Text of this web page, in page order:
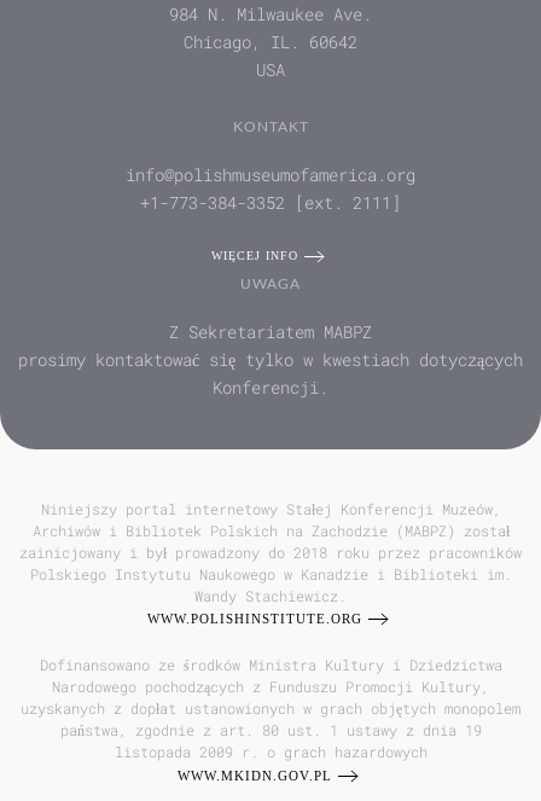
984 N. Milwaukee Ave.
Chicago, IL. 60642
USA
KONTAKT
info@polishmuseumofamerica.org
+1-773-384-3352 [ext. 2111]
WIĘCEJ INFO
UWAGA
Z Sekretariatem MABPZ
prosimy kontaktować się tylko w kwestiach dotyczących
Konferencji.
Niniejszy portal internetowy Stałej Konferencji Muzeów,
Archiwów i Bibliotek Polskich na Zachodzie (MABPZ) został
zainicjowany i był prowadzony do 2018 roku przez pracowników
Polskiego Instytutu Naukowego w Kanadzie i Biblioteki im.
Wandy Stachiewicz.
WWW.POLISHINSTITUTE.ORG
Dofinansowano ze środków Ministra Kultury i Dziedzictwa
Narodowego pochodzących z Funduszu Promocji Kultury,
uzyskanych z dopłat ustanowionych w grach objętych monopolem
państwa, zgodnie z art. 80 ust. 1 ustawy z dnia 19
listopada 2009 r. o grach hazardowych
WWW.MKIDN.GOV.PL